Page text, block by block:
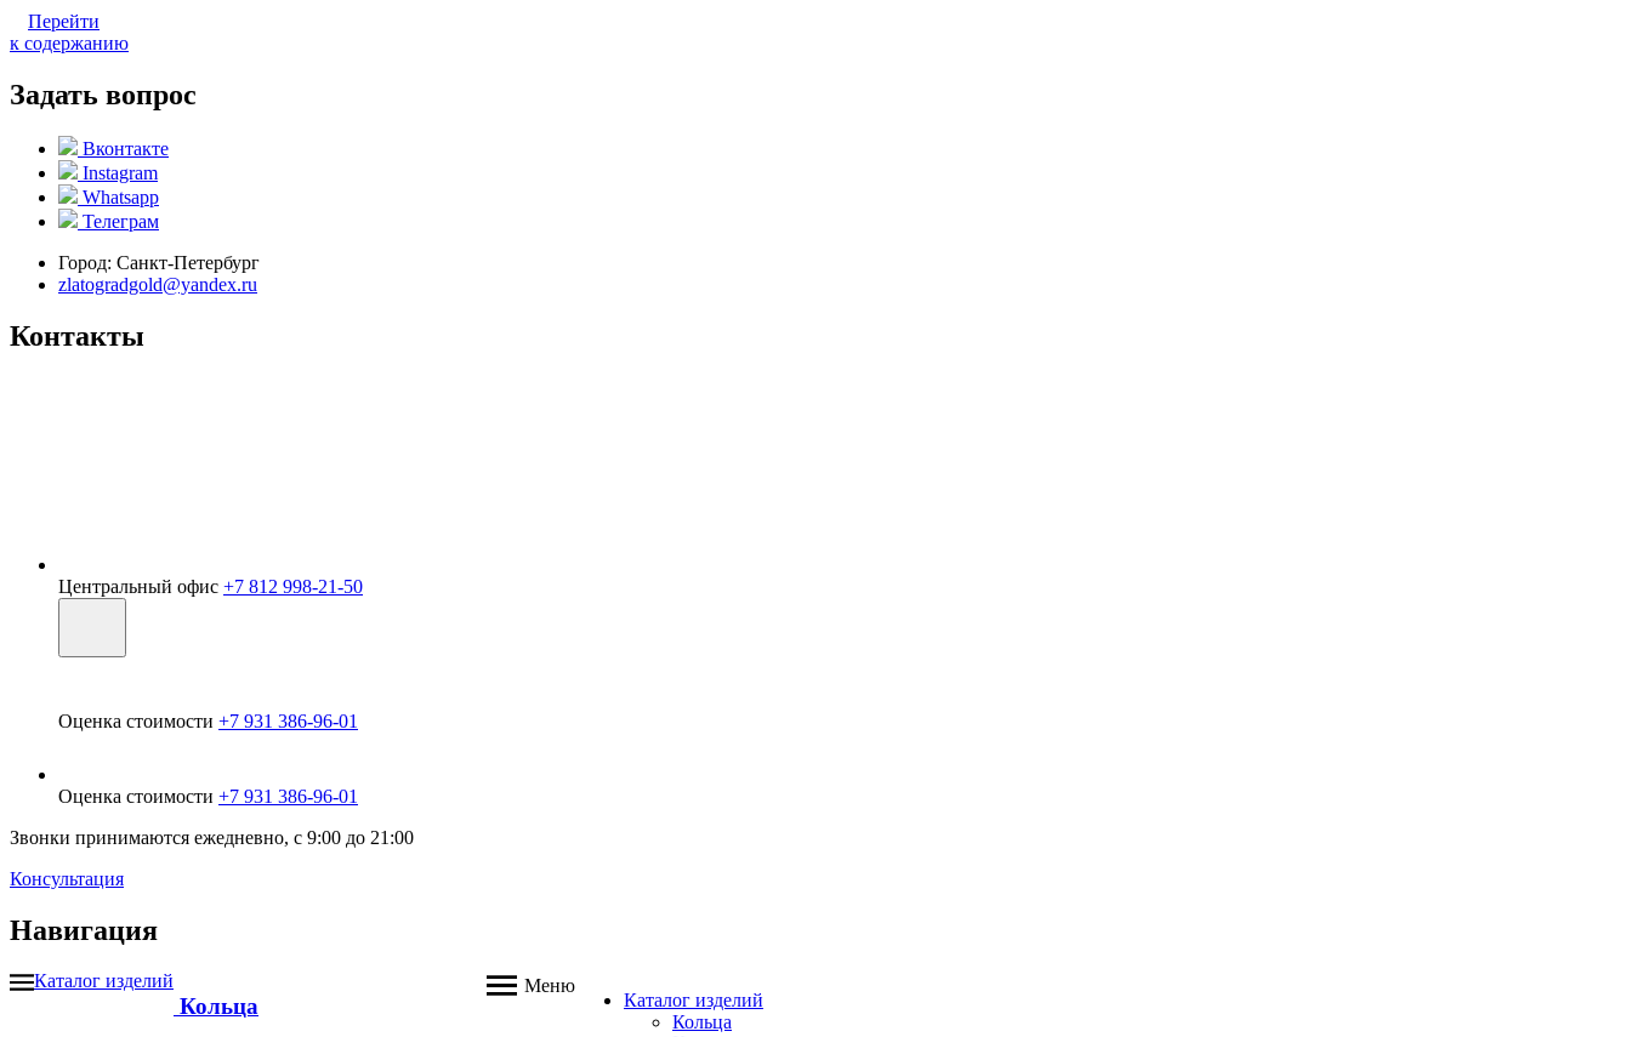
Перейти
к содержанию
Задать вопрос
Вконтакте
Instagram
Whatsapp
Телеграм
Город: Санкт-Петербург
zlatogradgold@yandex.ru
Контакты
Центральный офис +7 812 998-21-50
Оценка стоимости +7 931 386-96-01
Оценка стоимости +7 931 386-96-01
Звонки принимаются ежедневно, с 9:00 до 21:00
Консультация
Навигация
Каталог изделий
Кольца
Меню
Каталог изделий
Кольца